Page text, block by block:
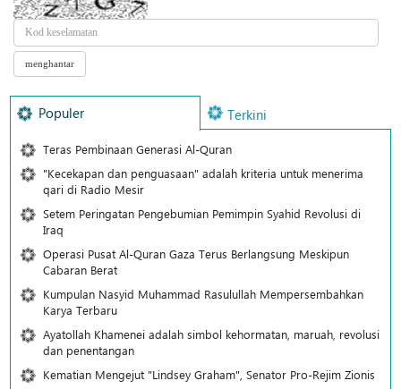
Populer Terkini
Teras Pembinaan Generasi Al-Quran
"Kecekapan dan penguasaan" adalah kriteria untuk menerima
qari di Radio Mesir
Setem Peringatan Pengebumian Pemimpin Syahid Revolusi di
Iraq
Operasi Pusat Al-Quran Gaza Terus Berlangsung Meskipun
Cabaran Berat
Kumpulan Nasyid Muhammad Rasulullah Mempersembahkan
Karya Terbaru
Ayatollah Khamenei adalah simbol kehormatan, maruah, revolusi
dan penentangan
Kematian Mengejut "Lindsey Graham", Senator Pro-Rejim Zionis